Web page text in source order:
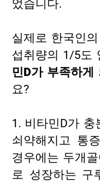
었습니다.
실제로 한국인
섭취량의 1/5도
민D가 부족하
요?
1. 비타민D가
쇠약해지고 통
경우에는 두개
로 성장하는 구